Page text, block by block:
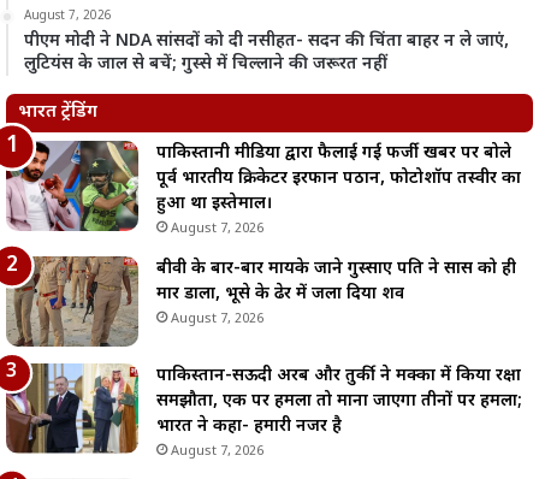
August 7, 2026
पीएम मोदी ने NDA सांसदों को दी नसीहत- सदन की चिंता बाहर न ले जाएं,
लुटियंस के जाल से बचें; गुस्से में चिल्लाने की जरूरत नहीं
भारत ट्रेंडिंग
पाकिस्तानी मीडिया द्वारा फैलाई गई फर्जी खबर पर बोले
पूर्व भारतीय क्रिकेटर इरफान पठान, फोटोशॉप तस्वीर का
हुआ था इस्तेमाल।
August 7, 2026
बीवी के बार-बार मायके जाने गुस्साए पति ने सास को ही
मार डाला, भूसे के ढेर में जला दिया शव
August 7, 2026
पाकिस्तान-सऊदी अरब और तुर्की ने मक्का में किया रक्षा
समझौता, एक पर हमला तो माना जाएगा तीनों पर हमला;
भारत ने कहा- हमारी नजर है
August 7, 2026